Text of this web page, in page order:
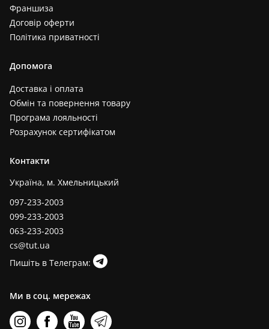
Франшиза
Договір оферти
Політика приватності
Допомога
Доставка і оплата
Обмін та повернення товару
Програма лояльності
Розрахунок сертифікатом
Контакти
Україна, м. Хмельницький
097-233-2003
099-233-2003
063-233-2003
cs@tut.ua
Пишіть в Телеграм:
Ми в соц. мережах